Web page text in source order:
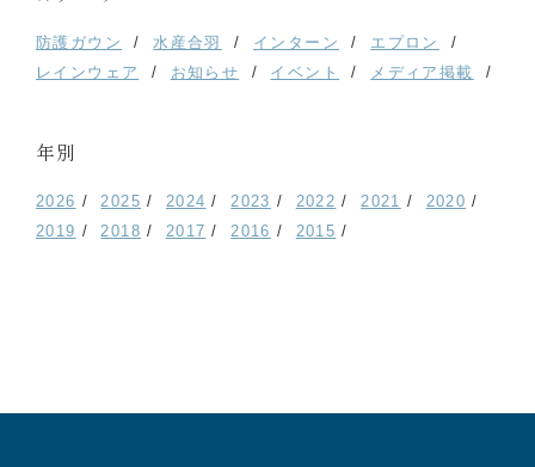
防護ガウン 水産合羽 インターン
エプロン
レインウェア
お知らせ イベント メディア掲載
年別
2026 2025 2024 2023 2022 2021
2020
2019
2018 2017 2016 2015